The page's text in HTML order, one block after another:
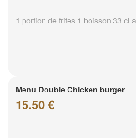
1 portion de frites 1 boisson 33 cl
Menu Double Chicken burger
15.50 €